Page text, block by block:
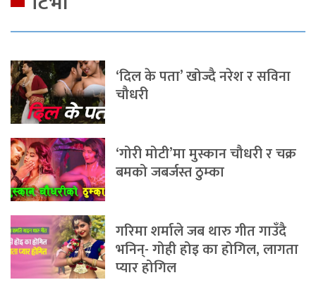
‘दिल के पता’ खोज्दै नरेश र सविना
चौधरी
‘गोरी मोटी’मा मुस्कान चौधरी र चक्र
बमको जबर्जस्त ठुम्का
गरिमा शर्माले जब थारु गीत गाउँदै
भनिन्- गोही होइ का होगिल, लागता
प्यार होगिल